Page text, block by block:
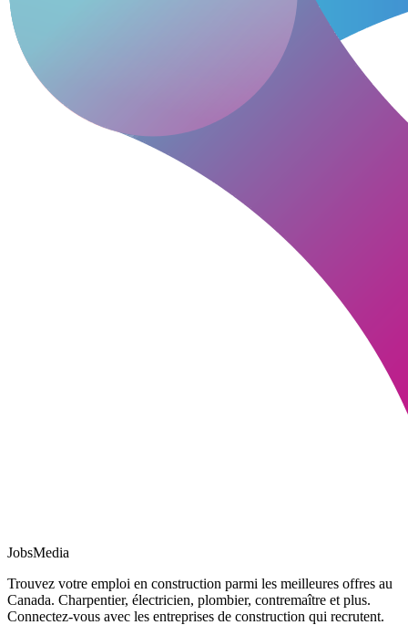
JobsMedia
Trouvez votre emploi en construction parmi les meilleures offres au
Canada. Charpentier, électricien, plombier, contremaître et plus.
Connectez-vous avec les entreprises de construction qui recrutent.